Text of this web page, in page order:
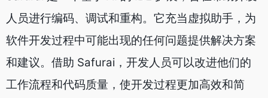
人员进行编码、调试和重构。它充当虚拟助手，为
软件开发过程中可能出现的任何问题提供解决方案
和建议。借助 Safurai，开发人员可以改进他们的
工作流程和代码质量，使开发过程更加高效和简